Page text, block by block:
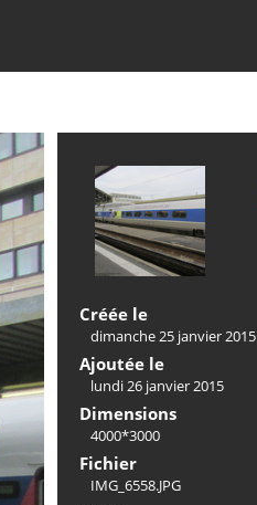
Créée le
dimanche 25 janvier 2015
Ajoutée le
lundi 26 janvier 2015
Dimensions
4000*3000
Fichier
IMG_6558.JPG